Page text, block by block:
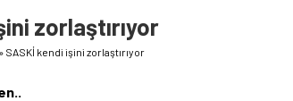
SEÇERKEN YAPILAN EN BÜYÜK HATALAR
BAŞLADI
zorlaştırıyor
» SASKİ kendi işini zorlaştırıyor